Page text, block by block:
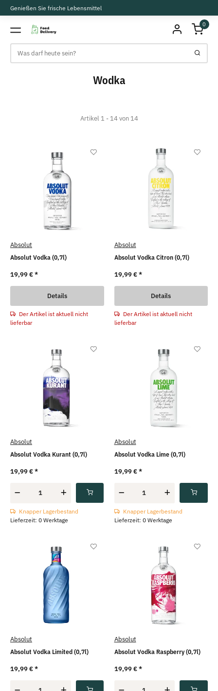
Genießen Sie frische Lebensmittel
0
Wodka
Artikel 1 - 14 von 14
Absolut
Absolut Vodka (0,7l)
19,99 €*
Details
Der Artikel ist aktuell nicht
lieferbar
Absolut
Absolut Vodka Citron (0,7l)
19,99 €*
Details
Der Artikel ist aktuell nicht
lieferbar
Absolut
Absolut Vodka Kurant (0,7l)
19,99 €*
Knapper Lagerbestand
Lieferzeit: 0 Werktage
Absolut
Absolut Vodka Lime (0,7l)
19,99 €*
Knapper Lagerbestand
Lieferzeit: 0 Werktage
Absolut
Absolut Vodka Limited (0,7l)
19,99 €*
Absolut
Absolut Vodka Raspberry (0,7l)
19,99 €*